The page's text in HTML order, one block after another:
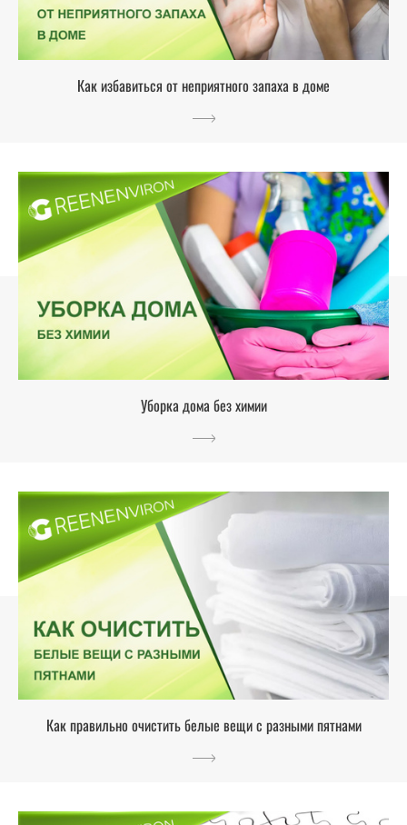
Как избавиться от неприятного запаха в доме
Уборка дома без химии
Как правильно очистить белые вещи с разными пятнами